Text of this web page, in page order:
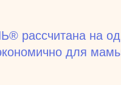
рассчитана на
для